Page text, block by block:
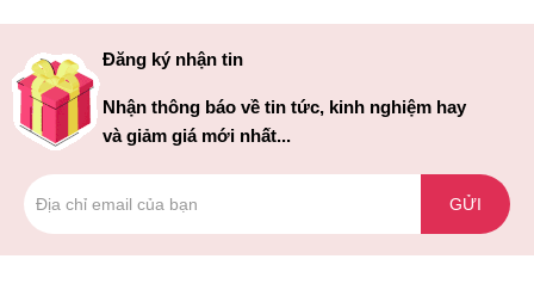
Đăng ký nhận tin
Nhận thông báo về tin tức, kinh nghiệm hay
và giảm giá mới nhất...
GỬI